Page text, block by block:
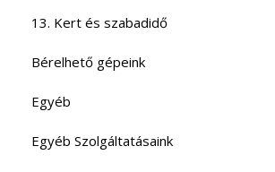
13. Kert és szabadidő
Bérelhető gépeink
Egyéb
Egyéb Szolgáltatásaink